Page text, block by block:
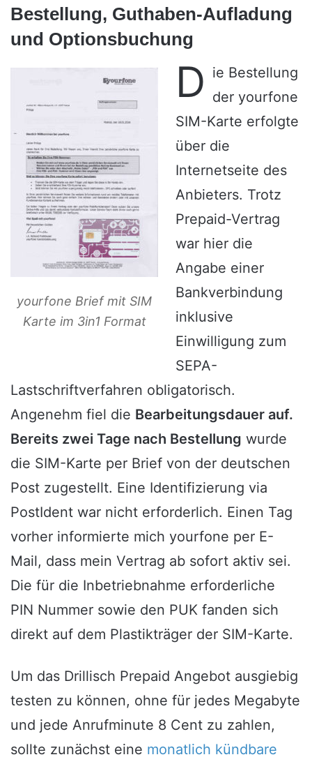
Bestellung, Guthaben-Aufladung
und Optionsbuchung
yourfone Brief mit SIM
Karte im 3in1 Format
D ie Bestellung
der yourfone
SIM-Karte erfolgte
über die
Internetseite des
Anbieters. Trotz
Prepaid-Vertrag
war hier die
Angabe einer
Bankverbindung
inklusive
Einwilligung zum
SEPA-
Lastschriftverfahren obligatorisch.
Angenehm fiel die Bearbeitungsdauer auf.
Bereits zwei Tage nach Bestellung wurde
die SIM-Karte per Brief von der deutschen
Post zugestellt. Eine Identifizierung via
PostIdent war nicht erforderlich. Einen Tag
vorher informierte mich yourfone per E-
Mail, dass mein Vertrag ab sofort aktiv sei.
Die für die Inbetriebnahme erforderliche
PIN Nummer sowie den PUK fanden sich
direkt auf dem Plastikträger der SIM-Karte.
Um das Drillisch Prepaid Angebot ausgiebig
testen zu können, ohne für jedes Megabyte
und jede Anrufminute 8 Cent zu zahlen,
sollte zunächst eine monatlich kündbare